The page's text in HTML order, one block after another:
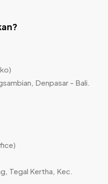
Denpasar - Bali.
Tegal Kertha, Kec.